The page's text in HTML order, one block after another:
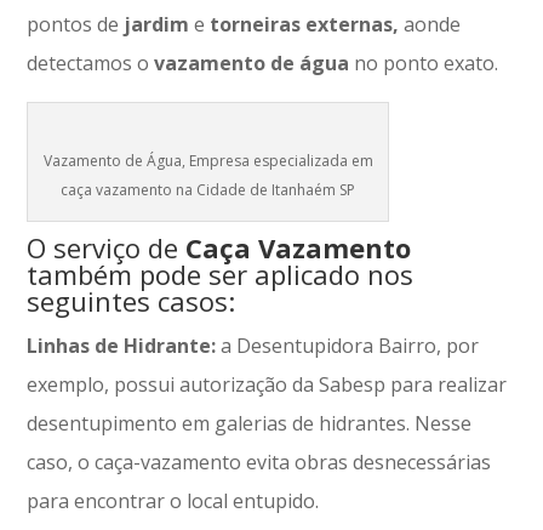
pontos de jardim e torneiras externas,aonde
detectamos o vazamento de água no ponto exato.
Vazamento de Água, Empresa especializada em
caça vazamento na Cidade de Itanhaém SP
O serviço de Caça Vazamento
também pode ser aplicado nos
seguintes casos:
Linhas de Hidrante:a Desentupidora Bairro, por
exemplo, possui autorização da Sabesp para realizar
desentupimento em galerias de hidrantes. Nesse
caso, o caça-vazamento evita obras desnecessárias
para encontrar o local entupido.